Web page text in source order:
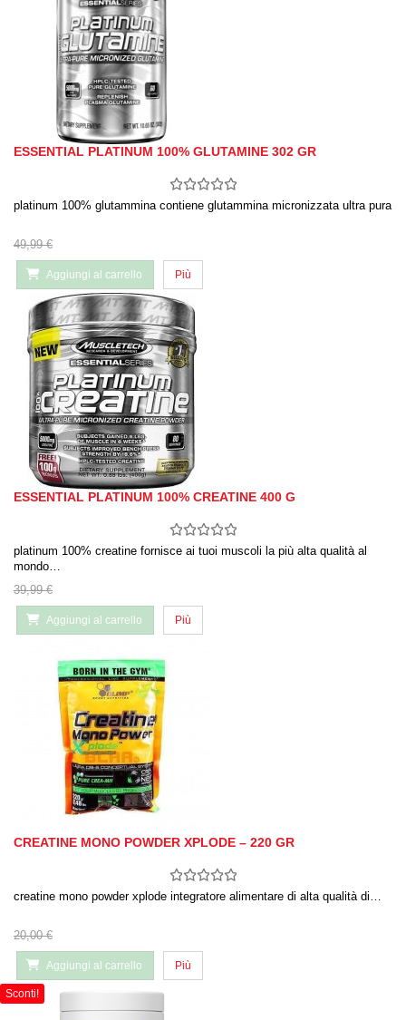
ESSENTIAL PLATINUM 100% GLUTAMINE 302 GR
platinum 100% glutammina contiene glutammina micronizzata ultra pura
49,99 €
Aggiungi al carrello Più
ESSENTIAL PLATINUM 100% CREATINE 400 G
platinum 100% creatine fornisce ai tuoi muscoli la più alta qualità al
mondo…
39,99 €
Aggiungi al carrello Più
CREATINE MONO POWDER XPLODE – 220 GR
creatine mono powder xplode integratore alimentare di alta qualità di…
20,00 €
Aggiungi al carrello Più
Sconti!